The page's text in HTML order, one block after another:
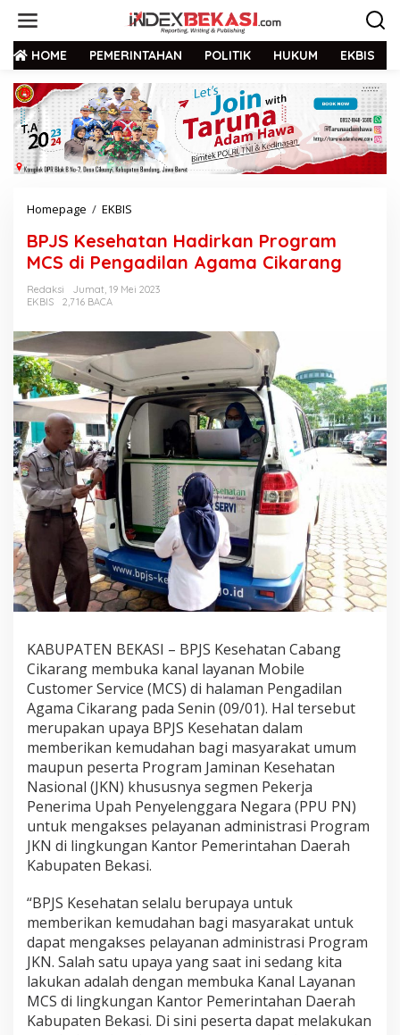
HOME PEMERINTAHAN POLITIK HUKUM EKBIS
Homepage / EKBIS
BPJS Kesehatan Hadirkan Program
MCS di Pengadilan Agama Cikarang
Redaksi
Jumat, 19 Mei 2023
EKBIS
2,716 BACA
KABUPATEN BEKASI – BPJS Kesehatan Cabang
Cikarang membuka kanal layanan Mobile
Customer Service (MCS) di halaman Pengadilan
Agama Cikarang pada Senin (09/01). Hal tersebut
merupakan upaya BPJS Kesehatan dalam
memberikan kemudahan bagi masyarakat umum
maupun peserta Program Jaminan Kesehatan
Nasional (JKN) khususnya segmen Pekerja
Penerima Upah Penyelenggara Negara (PPU PN)
untuk mengakses pelayanan administrasi Program
JKN di lingkungan Kantor Pemerintahan Daerah
Kabupaten Bekasi.
“BPJS Kesehatan selalu berupaya untuk
memberikan kemudahan bagi masyarakat untuk
dapat mengakses pelayanan administrasi Program
JKN. Salah satu upaya yang saat ini sedang kita
lakukan adalah dengan membuka Kanal Layanan
MCS di lingkungan Kantor Pemerintahan Daerah
Kabupaten Bekasi. Di sini peserta dapat melakukan